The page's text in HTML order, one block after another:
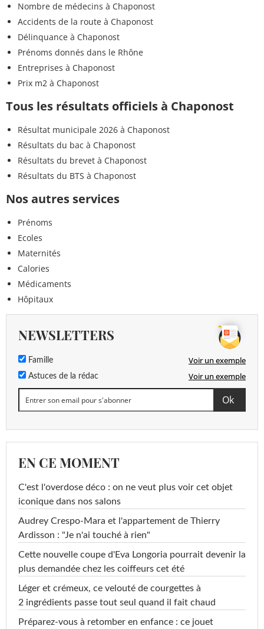
Nombre de médecins à Chaponost
Accidents de la route à Chaponost
Délinquance à Chaponost
Prénoms donnés dans le Rhône
Entreprises à Chaponost
Prix m2 à Chaponost
Tous les résultats officiels à Chaponost
Résultat municipale 2026 à Chaponost
Résultats du bac à Chaponost
Résultats du brevet à Chaponost
Résultats du BTS à Chaponost
Nos autres services
Prénoms
Ecoles
Maternités
Calories
Médicaments
Hôpitaux
NEWSLETTERS
Famille Voir un exemple
Astuces de la rédac Voir un exemple
EN CE MOMENT
C'est l'overdose déco : on ne veut plus voir cet objet
iconique dans nos salons
Audrey Crespo-Mara et l'appartement de Thierry
Ardisson : "Je n'ai touché à rien"
Cette nouvelle coupe d'Eva Longoria pourrait devenir la
plus demandée chez les coiffeurs cet été
Léger et crémeux, ce velouté de courgettes à
2 ingrédients passe tout seul quand il fait chaud
Préparez-vous à retomber en enfance : ce jouet